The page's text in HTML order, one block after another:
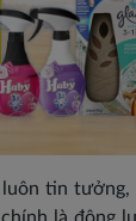
tin tưởng,